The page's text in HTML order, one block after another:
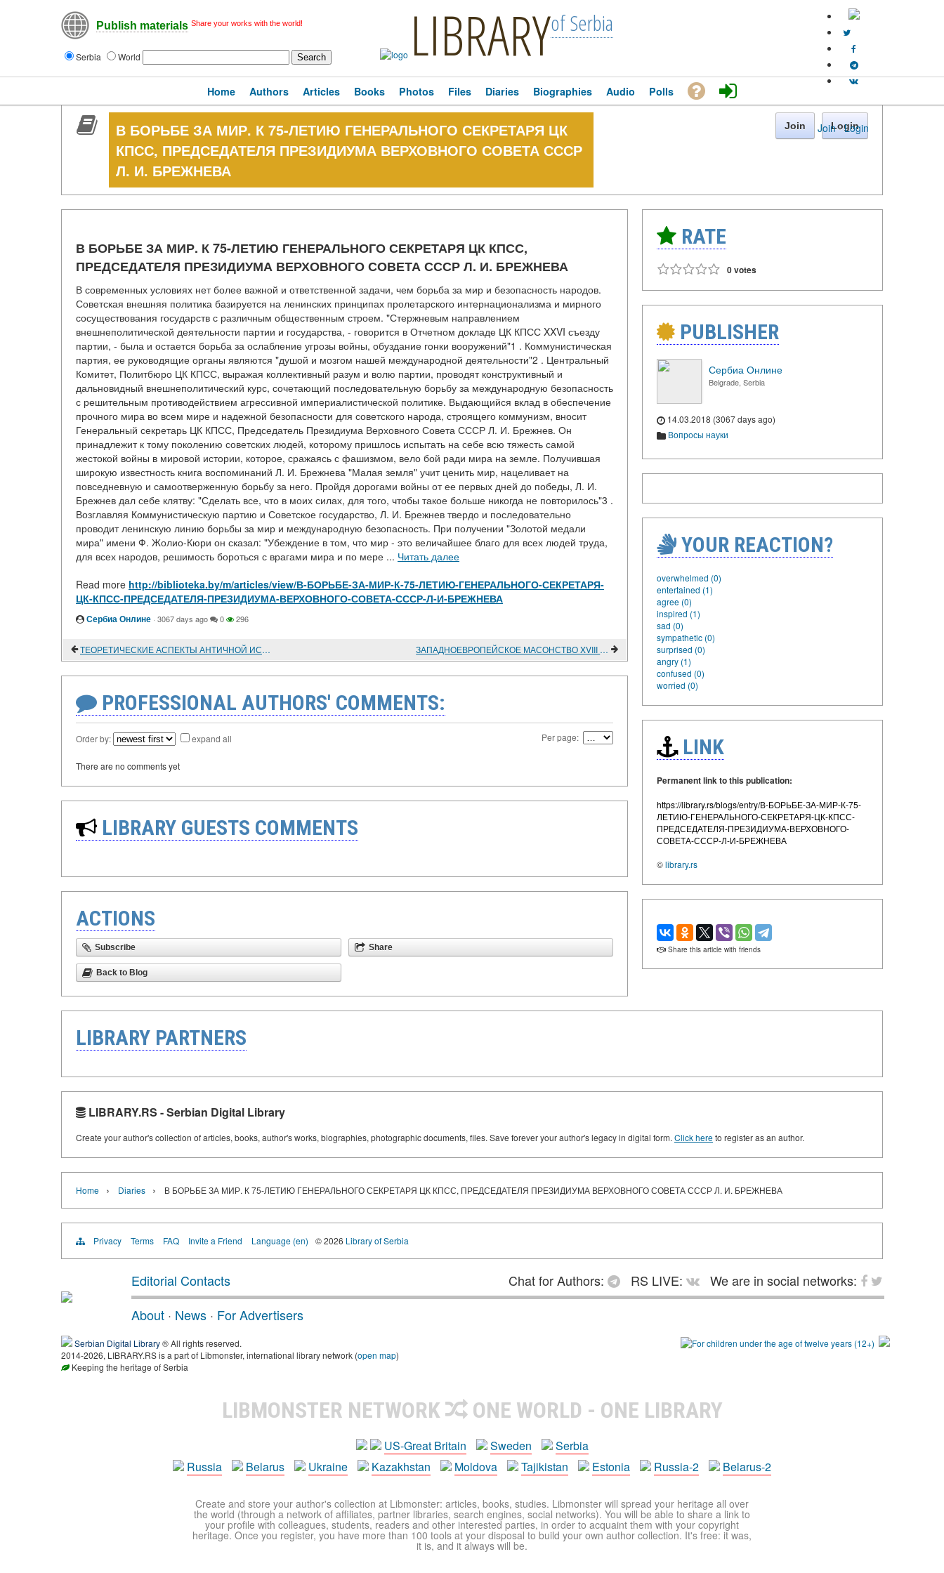
Publish materials Share your works with the world!
Serbia World LIBRARYof Serbia
Join · Login
Home Authors Articles Books Photos Files Diaries Biographies Audio Polls
В БОРЬБЕ ЗА МИР. К 75-ЛЕТИЮ ГЕНЕРАЛЬНОГО СЕКРЕТАРЯ ЦК
КПСС, ПРЕДСЕДАТЕЛЯ ПРЕЗИДИУМА ВЕРХОВНОГО СОВЕТА СССР
Л. И. БРЕЖНЕВА
Join Login
В БОРЬБЕ ЗА МИР. К 75-ЛЕТИЮ ГЕНЕРАЛЬНОГО СЕКРЕТАРЯ ЦК КПСС,
ПРЕДСЕДАТЕЛЯ ПРЕЗИДИУМА ВЕРХОВНОГО СОВЕТА СССР Л. И. БРЕЖНЕВА
В современных условиях нет более важной и ответственной задачи, чем борьба за мир и безопасность народов.
Советская внешняя политика базируется на ленинских принципах пролетарского интернационализма и мирного
сосуществования государств с различным общественным строем. "Стержневым направлением
внешнеполитической деятельности партии и государства, - говорится в Отчетном докладе ЦК КПСС XXVI съезду
партии, - была и остается борьба за ослабление угрозы войны, обуздание гонки вооружений"1 . Коммунистическая
партия, ее руководящие органы являются "душой и мозгом нашей международной деятельности"2 . Центральный
Комитет, Политбюро ЦК КПСС, выражая коллективный разум и волю партии, проводят конструктивный и
дальновидный внешнеполитический курс, сочетающий последовательную борьбу за международную безопасность
с решительным противодействием агрессивной империалистической политике. Выдающийся вклад в обеспечение
прочного мира во всем мире и надежной безопасности для советского народа, строящего коммунизм, вносит
Генеральный секретарь ЦК КПСС, Председатель Президиума Верховного Совета СССР Л. И. Брежнев. Он
принадлежит к тому поколению советских людей, которому пришлось испытать на себе всю тяжесть самой
жестокой войны в мировой истории, которое, сражаясь с фашизмом, вело бой ради мира на земле. Получившая
широкую известность книга воспоминаний Л. И. Брежнева "Малая земля" учит ценить мир, нацеливает на
повседневную и самоотверженную борьбу за него. Пройдя дорогами войны от ее первых дней до победы, Л. И.
Брежнев дал себе клятву: "Сделать все, что в моих силах, для того, чтобы такое больше никогда не повторилось"3 .
Возглавляя Коммунистическую партию и Советское государство, Л. И. Брежнев твердо и последовательно
проводит ленинскую линию борьбы за мир и международную безопасность. При получении "Золотой медали
мира" имени Ф. Жолио-Кюри он сказал: "Убеждение в том, что мир - это величайшее благо для всех людей труда,
для всех народов, решимость бороться с врагами мира и по мере ... Читать далее
Read more http://biblioteka.by/m/articles/view/В-БОРЬБЕ-ЗА-МИР-К-75-ЛЕТИЮ-ГЕНЕРАЛЬНОГО-СЕКРЕТАРЯ-
ЦК-КПСС-ПРЕДСЕДАТЕЛЯ-ПРЕЗИДИУМА-ВЕРХОВНОГО-СОВЕТА-СССР-Л-И-БРЕЖНЕВА
Сербиа Онлине · 3067 days ago 0 296
ТЕОРЕТИЧЕСКИЕ АСПЕКТЫ АНТИЧНОЙ ИСТОРИОГРАФИИ ЗАПАДНОЕВРОПЕЙСКОЕ МАСОНСТВО XVIII ВЕКА
PROFESSIONAL AUTHORS' COMMENTS:
Order by: expand all Per page:
There are no comments yet
LIBRARY GUESTS COMMENTS
ACTIONS
Subscribe Share
Back to Blog
RATE
0 votes
PUBLISHER
Сербиа Онлине
Belgrade, Serbia
14.03.2018 (3067 days ago)
Вопросы науки
YOUR REACTION?
overwhelmed (0)
entertained (1)
agree (0)
inspired (1)
sad (0)
sympathetic (0)
surprised (0)
angry (1)
confused (0)
worried (0)
LINK
Permanent link to this publication:
https://library.rs/blogs/entry/В-БОРЬБЕ-ЗА-МИР-К-75-
ЛЕТИЮ-ГЕНЕРАЛЬНОГО-СЕКРЕТАРЯ-ЦК-КПСС-
ПРЕДСЕДАТЕЛЯ-ПРЕЗИДИУМА-ВЕРХОВНОГО-
СОВЕТА-СССР-Л-И-БРЕЖНЕВА
©library.rs
Share this article with friends
LIBRARY PARTNERS
LIBRARY.RS - Serbian Digital Library
Create your author's collection of articles, books, author's works, biographies, photographic documents, files. Save forever your author's legacy in digital form. Click hereto register as an author.
Home › Diaries › В БОРЬБЕ ЗА МИР. К 75-ЛЕТИЮ ГЕНЕРАЛЬНОГО СЕКРЕТАРЯ ЦК КПСС, ПРЕДСЕДАТЕЛЯ ПРЕЗИДИУМА ВЕРХОВНОГО СОВЕТА СССР Л. И. БРЕЖНЕВА
Privacy Terms FAQ Invite a Friend Language (en) © 2026 Library of Serbia
Editorial Contacts Chat for Authors: RS LIVE:
We are in social networks:
About · News · For Advertisers
Serbian Digital Library® All rights reserved.
2014-2026, LIBRARY.RS is a part of Libmonster, international library network (open map)
Keeping the heritage of Serbia
LIBMONSTER NETWORK ONE WORLD - ONE LIBRARY
US-Great Britain Sweden
Serbia
Russia
Belarus Ukraine Kazakhstan Moldova Tajikistan Estonia Russia-2 Belarus-2
Create and store your author's collection at Libmonster: articles, books, studies. Libmonster will spread your heritage all over
the world (through a network of affiliates, partner libraries, search engines, social networks). You will be able to share a link to
your profile with colleagues, students, readers and other interested parties, in order to acquaint them with your copyright
heritage. Once you register, you have more than 100 tools at your disposal to build your own author collection. It's free: it was,
it is, and it always will be.